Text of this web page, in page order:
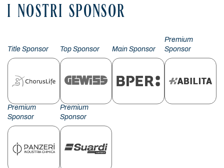
I NOSTRI SPONSOR
Title Sponsor Top Sponsor Main Sponsor
Premium
Sponsor
Premium
Sponsor
Premium
Sponsor